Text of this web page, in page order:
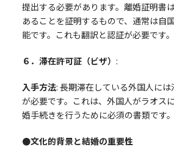
提出する必要があります。離婚証明書
あることを証明するもので、通常は自
能です。これも翻訳と認証が必要です。
６．滞在許可証（ビザ） :
入手方法: 長期滞在している外国人には
が必要です。これは、外国人がラオス
婚手続きを行うために必須の書類です。
●文化的背景と結婚の重要性